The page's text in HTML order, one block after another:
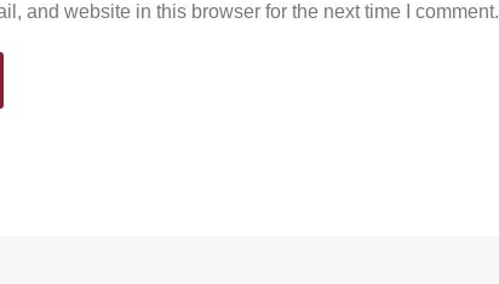
and website in this browser for the next time I comment.